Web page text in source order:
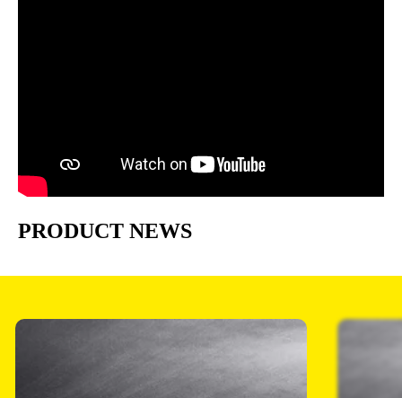
PRODUCT NEWS